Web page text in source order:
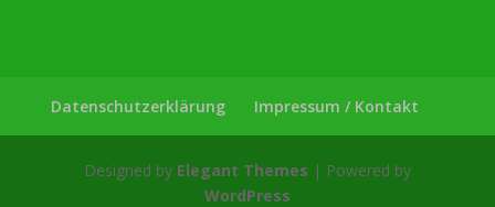
Datenschutzerklärung Impressum / Kontakt
Designed by Elegant Themes | Powered by
WordPress